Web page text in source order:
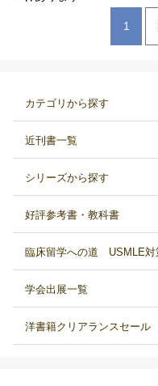
1
カテゴリから探す
近刊書一覧
シリーズから探す
好評参考書・教科書
臨床留学への道 USMLE対
学会出展一覧
洋書籍クリアランスセール